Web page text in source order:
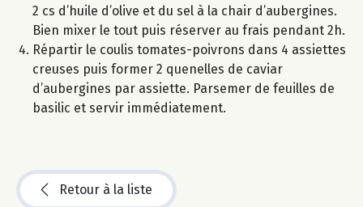
2 cs d’huile d’olive et du sel à la chair d’aubergines.
Bien mixer le tout puis réserver au frais pendant 2h.
Répartir le coulis tomates-poivrons dans 4 assiettes
creuses puis former 2 quenelles de caviar
d’aubergines par assiette. Parsemer de feuilles de
basilic et servir immédiatement.
Retour à la liste